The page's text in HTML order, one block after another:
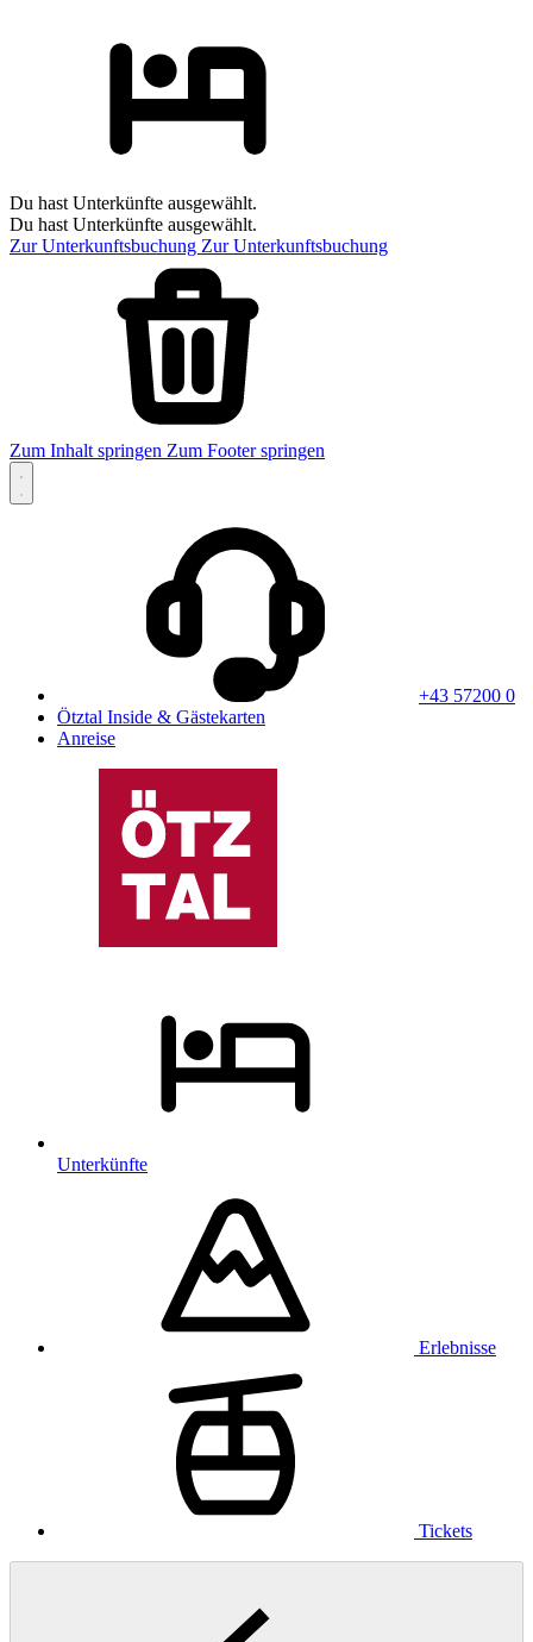
Du hast Unterkünfte ausgewählt.
Du hast Unterkünfte ausgewählt.
Zur Unterkunftsbuchung Zur Unterkunftsbuchung
Zum Inhalt springen Zum Footer springen
+43 57200 0
Ötztal Inside & Gästekarten
Anreise
Unterkünfte
Erlebnisse
Tickets